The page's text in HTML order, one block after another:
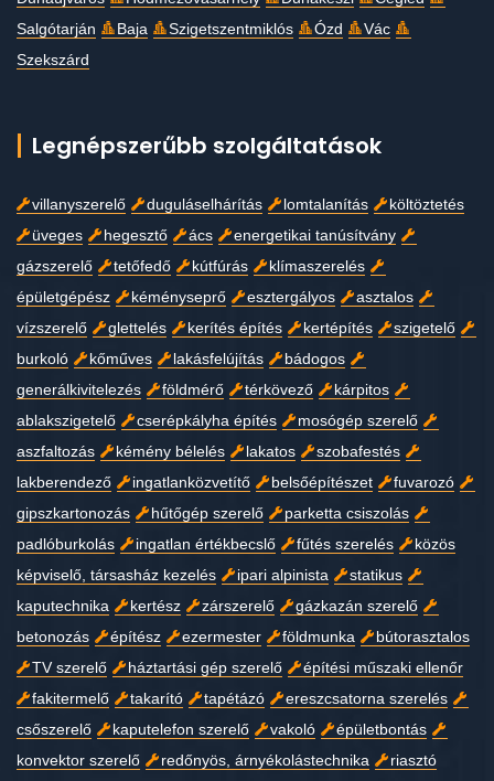
Salgótarján
Baja Szigetszentmiklós Ózd
Vác
Szekszárd
Legnépszerűbb szolgáltatások
villanyszerelő duguláselhárítás lomtalanítás
költöztetés
üveges
hegesztő ács
energetikai tanúsítvány
gázszerelő
tetőfedő kútfúrás
klímaszerelés
épületgépész
kéményseprő esztergályos
asztalos
vízszerelő
glettelés kerítés építés kertépítés
szigetelő
burkoló
kőműves lakásfelújítás
bádogos
generálkivitelezés
földmérő térkövező
kárpitos
ablakszigetelő
cserépkályha építés
mosógép szerelő
aszfaltozás
kémény bélelés lakatos
szobafestés
lakberendező
ingatlanközvetítő belsőépítészet
fuvarozó
gipszkartonozás
hűtőgép szerelő
parketta csiszolás
padlóburkolás
ingatlan értékbecslő fűtés szerelés
közös
képviselő, társasház kezelés
ipari alpinista
statikus
kaputechnika
kertész zárszerelő
gázkazán szerelő
betonozás
építész ezermester földmunka
bútorasztalos
TV szerelő
háztartási gép szerelő
építési műszaki ellenőr
fakitermelő
takarító tapétázó
ereszcsatorna szerelés
csőszerelő
kaputelefon szerelő vakoló
épületbontás
konvektor szerelő
redőnyös, árnyékolástechnika riasztó